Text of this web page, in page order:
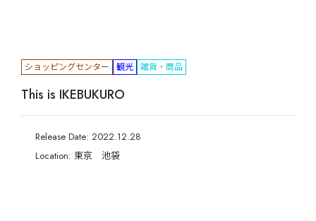
ショッピングセンター 観光 雑貨・商品
This is IKEBUKURO
Release Date: 2022.12.28
Location: 東京 池袋